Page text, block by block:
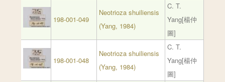
198-001-049
Neotrioza shuiliensis
(Yang, 1984)
C. T.
Yang[楊仲
圖]
198-001-048
Neotrioza shuiliensis
(Yang, 1984)
C. T.
Yang[楊仲
圖]